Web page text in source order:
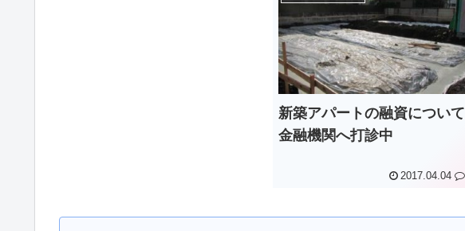
新築アパートの融資について
金融機関へ打診中
2017.04.04